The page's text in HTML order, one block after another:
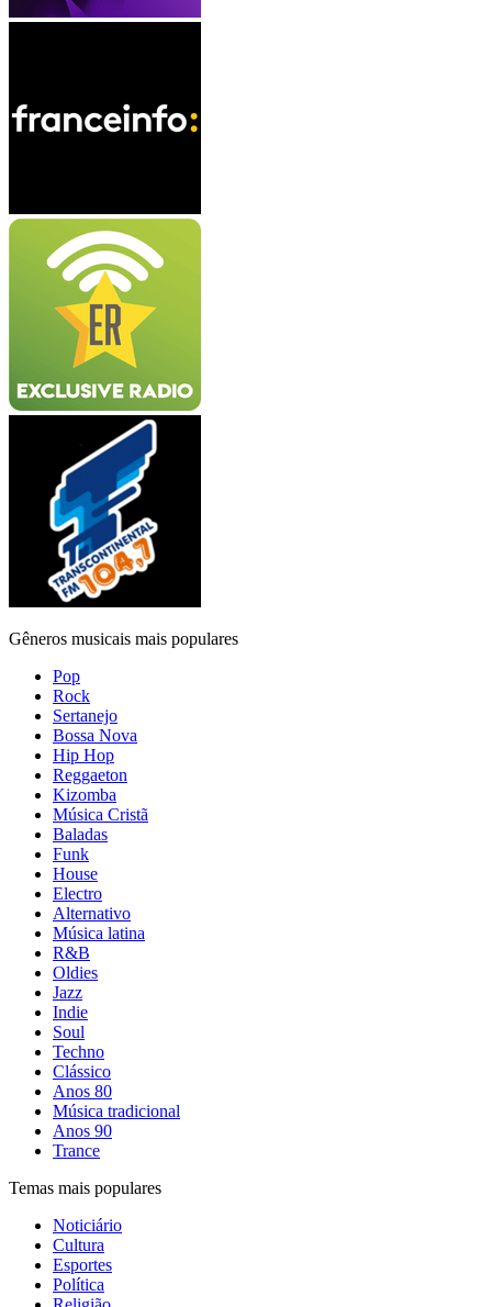
Gêneros musicais mais populares
Pop
Rock
Sertanejo
Bossa Nova
Hip Hop
Reggaeton
Kizomba
Música Cristã
Baladas
Funk
House
Electro
Alternativo
Música latina
R&B
Oldies
Jazz
Indie
Soul
Techno
Clássico
Anos 80
Música tradicional
Anos 90
Trance
Temas mais populares
Noticiário
Cultura
Esportes
Política